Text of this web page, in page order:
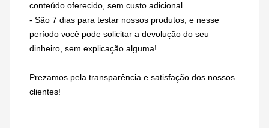
conteúdo oferecido, sem custo adicional.
- São 7 dias para testar nossos produtos, e nesse
período você pode solicitar a devolução do seu
dinheiro, sem explicação alguma!
Prezamos pela transparência e satisfação dos nossos
clientes!